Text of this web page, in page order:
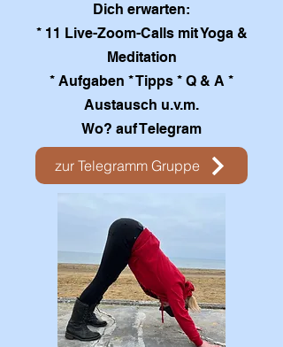
Dich erwarten:
* 11 Live-Zoom-Calls mit Yoga &
Meditation
* Aufgaben * Tipps * Q & A *
Austausch u.v.m.
Wo? auf Telegram
zur Telegramm Gruppe